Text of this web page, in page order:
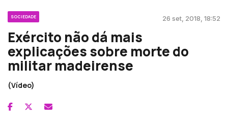
SOCIEDADE 26 set, 2018, 18:52
Exército não dá mais
explicações sobre morte do
militar madeirense
(Vídeo)